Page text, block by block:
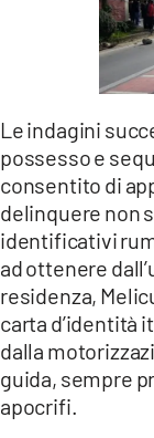
Le indagini
possesso e
consentito di
delinquere non
identificativi
ad ottenere
residenza,
carta d’identità
dalla
guida, sempre
apocrifi.